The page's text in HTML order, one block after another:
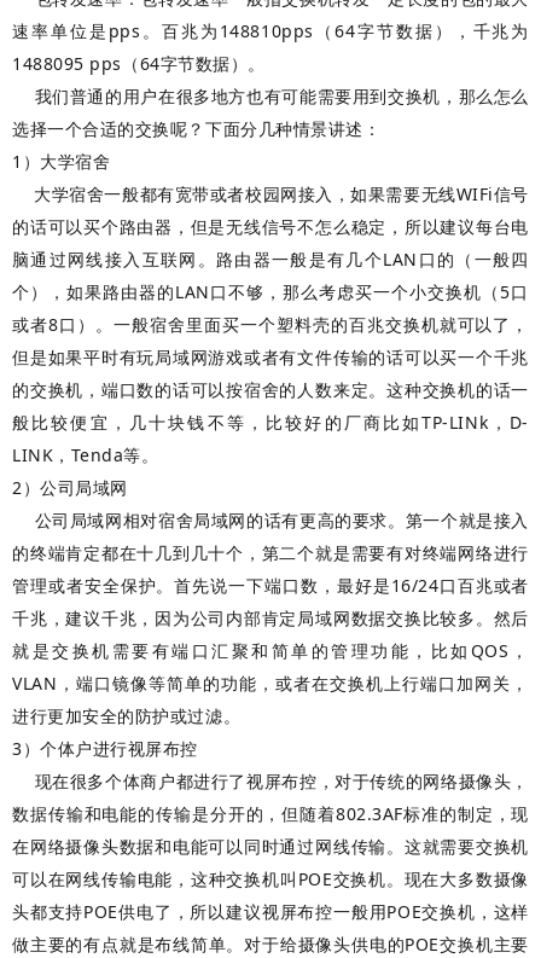
速率单位是pps。百兆为148810pps（64字节数据），千兆为
1488095 pps（64字节数据）。
我们普通的用户在很多地方也有可能需要用到交换机，那么怎么
选择一个合适的交换呢？下面分几种情景讲述：
1）大学宿舍
大学宿舍一般都有宽带或者校园网接入，如果需要无线WIFi信号
的话可以买个路由器，但是无线信号不怎么稳定，所以建议每台电
脑通过网线接入互联网。路由器一般是有几个LAN口的（一般四
个），如果路由器的LAN口不够，那么考虑买一个小交换机（5口
或者8口）。一般宿舍里面买一个塑料壳的百兆交换机就可以了，
但是如果平时有玩局域网游戏或者有文件传输的话可以买一个千兆
的交换机，端口数的话可以按宿舍的人数来定。这种交换机的话一
般比较便宜，几十块钱不等，比较好的厂商比如TP-LINk，D-
LINK，Tenda等。
2）公司局域网
公司局域网相对宿舍局域网的话有更高的要求。第一个就是接入
的终端肯定都在十几到几十个，第二个就是需要有对终端网络进行
管理或者安全保护。首先说一下端口数，最好是16/24口百兆或者
千兆，建议千兆，因为公司内部肯定局域网数据交换比较多。然后
就是交换机需要有端口汇聚和简单的管理功能，比如QOS，
VLAN，端口镜像等简单的功能，或者在交换机上行端口加网关，
进行更加安全的防护或过滤。
3）个体户进行视屏布控
现在很多个体商户都进行了视屏布控，对于传统的网络摄像头，
数据传输和电能的传输是分开的，但随着802.3AF标准的制定，现
在网络摄像头数据和电能可以同时通过网线传输。这就需要交换机
可以在网线传输电能，这种交换机叫POE交换机。现在大多数摄像
头都支持POE供电了，所以建议视屏布控一般用POE交换机，这样
做主要的有点就是布线简单。对于给摄像头供电的POE交换机主要